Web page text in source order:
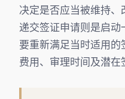
决定是否应当被维持
递交签证申请则是启动
要重新满足当时适用
费用、审理时间及潜在